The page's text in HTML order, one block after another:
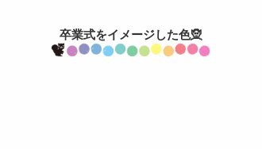
卒業式をイメージした色🧝